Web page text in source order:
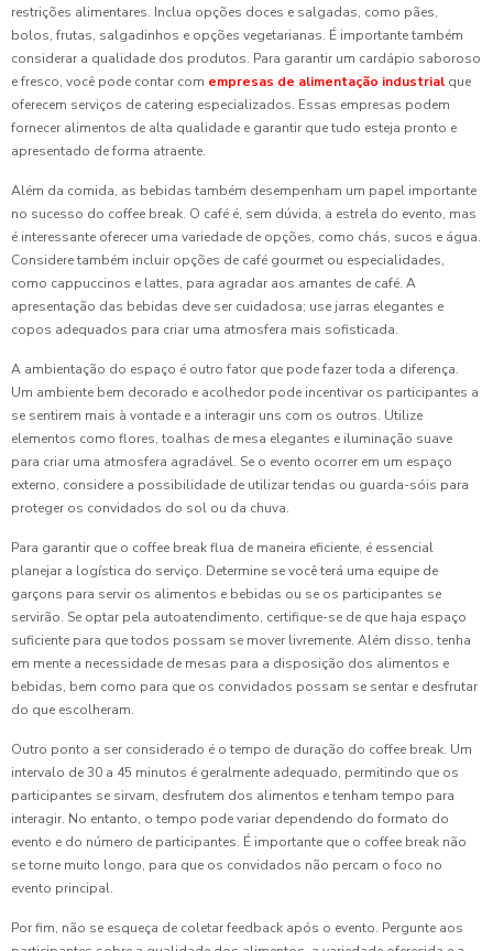
restrições alimentares. Inclua opções doces e salgadas, como pães,
bolos, frutas, salgadinhos e opções vegetarianas. É importante também
considerar a qualidade dos produtos. Para garantir um cardápio saboroso
e fresco, você pode contar com empresas de alimentação industrial que
oferecem serviços de catering especializados. Essas empresas podem
fornecer alimentos de alta qualidade e garantir que tudo esteja pronto e
apresentado de forma atraente.
Além da comida, as bebidas também desempenham um papel importante
no sucesso do coffee break. O café é, sem dúvida, a estrela do evento, mas
é interessante oferecer uma variedade de opções, como chás, sucos e água.
Considere também incluir opções de café gourmet ou especialidades,
como cappuccinos e lattes, para agradar aos amantes de café. A
apresentação das bebidas deve ser cuidadosa; use jarras elegantes e
copos adequados para criar uma atmosfera mais sofisticada.
A ambientação do espaço é outro fator que pode fazer toda a diferença.
Um ambiente bem decorado e acolhedor pode incentivar os participantes a
se sentirem mais à vontade e a interagir uns com os outros. Utilize
elementos como flores, toalhas de mesa elegantes e iluminação suave
para criar uma atmosfera agradável. Se o evento ocorrer em um espaço
externo, considere a possibilidade de utilizar tendas ou guarda-sóis para
proteger os convidados do sol ou da chuva.
Para garantir que o coffee break flua de maneira eficiente, é essencial
planejar a logística do serviço. Determine se você terá uma equipe de
garçons para servir os alimentos e bebidas ou se os participantes se
servirão. Se optar pela autoatendimento, certifique-se de que haja espaço
suficiente para que todos possam se mover livremente. Além disso, tenha
em mente a necessidade de mesas para a disposição dos alimentos e
bebidas, bem como para que os convidados possam se sentar e desfrutar
do que escolheram.
Outro ponto a ser considerado é o tempo de duração do coffee break. Um
intervalo de 30 a 45 minutos é geralmente adequado, permitindo que os
participantes se sirvam, desfrutem dos alimentos e tenham tempo para
interagir. No entanto, o tempo pode variar dependendo do formato do
evento e do número de participantes. É importante que o coffee break não
se torne muito longo, para que os convidados não percam o foco no
evento principal.
Por fim, não se esqueça de coletar feedback após o evento. Pergunte aos